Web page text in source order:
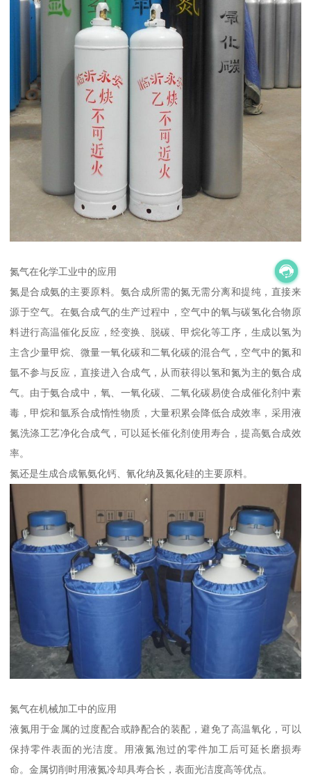
氮气在化学工业中的应用
氮是合成氨的主要原料。氨合成所需的氮无需分离和提纯，直接来
源于空气。在氨合成气的生产过程中，空气中的氧与碳氢化合物原
料进行高温催化反应，经变换、脱碳、甲烷化等工序，生成以氢为
主含少量甲烷、微量一氧化碳和二氧化碳的混合气，空气中的氮和
氩不参与反应，直接进入合成气，从而获得以氢和氮为主的氨合成
气。由于氨合成中，氧、一氧化碳、二氧化碳易使合成催化剂中素
毒，甲烷和氩系合成惰性物质，大量积累会降低合成效率，采用液
氮洗涤工艺净化合成气，可以延长催化剂使用寿合，提高氨合成效
率。
氮还是生成合成氰氨化钙、氰化纳及氮化硅的主要原料。
氮气在机械加工中的应用
液氮用于金属的过度配合或静配合的装配，避免了高温氧化，可以
保持零件表面的光洁度。用液氮泡过的零件加工后可延长磨损寿
命。金属切削时用液氮冷却具寿合长，表面光洁度高等优点。